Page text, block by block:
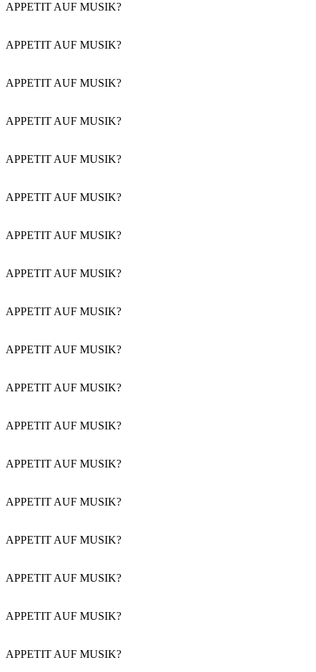
APPETIT AUF MUSIK?
APPETIT AUF MUSIK?
APPETIT AUF MUSIK?
APPETIT AUF MUSIK?
APPETIT AUF MUSIK?
APPETIT AUF MUSIK?
APPETIT AUF MUSIK?
APPETIT AUF MUSIK?
APPETIT AUF MUSIK?
APPETIT AUF MUSIK?
APPETIT AUF MUSIK?
APPETIT AUF MUSIK?
APPETIT AUF MUSIK?
APPETIT AUF MUSIK?
APPETIT AUF MUSIK?
APPETIT AUF MUSIK?
APPETIT AUF MUSIK?
APPETIT AUF MUSIK?